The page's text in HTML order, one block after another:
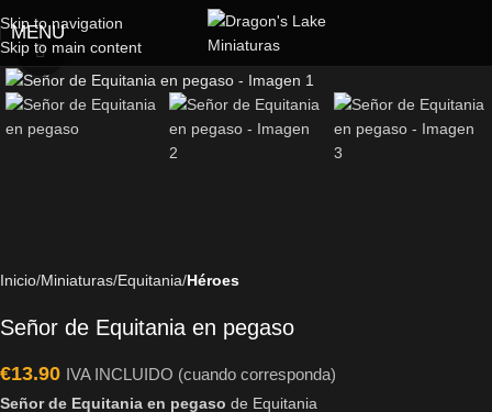
Skip to navigation
Skip to main content
MENU
Click to enlarge
Inicio Miniaturas Equitania Héroes
Señor de Equitania en pegaso
€13.90 IVA INCLUIDO (cuando corresponda)
Señor de Equitania en pegaso de Equitania